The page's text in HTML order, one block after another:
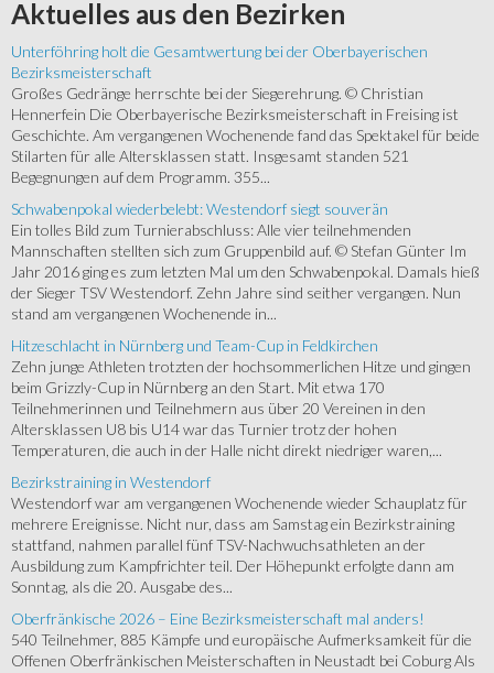
Aktuelles aus den Bezirken
Unterföhring holt die Gesamtwertung bei der Oberbayerischen
Bezirksmeisterschaft
Großes Gedränge herrschte bei der Siegerehrung. © Christian
Hennerfein Die Oberbayerische Bezirksmeisterschaft in Freising ist
Geschichte. Am vergangenen Wochenende fand das Spektakel für beide
Stilarten für alle Altersklassen statt. Insgesamt standen 521
Begegnungen auf dem Programm. 355...
Schwabenpokal wiederbelebt: Westendorf siegt souverän
Ein tolles Bild zum Turnierabschluss: Alle vier teilnehmenden
Mannschaften stellten sich zum Gruppenbild auf. © Stefan Günter Im
Jahr 2016 ging es zum letzten Mal um den Schwabenpokal. Damals hieß
der Sieger TSV Westendorf. Zehn Jahre sind seither vergangen. Nun
stand am vergangenen Wochenende in...
Hitzeschlacht in Nürnberg und Team-Cup in Feldkirchen
Zehn junge Athleten trotzten der hochsommerlichen Hitze und gingen
beim Grizzly-Cup in Nürnberg an den Start. Mit etwa 170
Teilnehmerinnen und Teilnehmern aus über 20 Vereinen in den
Altersklassen U8 bis U14 war das Turnier trotz der hohen
Temperaturen, die auch in der Halle nicht direkt niedriger waren,...
Bezirkstraining in Westendorf
Westendorf war am vergangenen Wochenende wieder Schauplatz für
mehrere Ereignisse. Nicht nur, dass am Samstag ein Bezirkstraining
stattfand, nahmen parallel fünf TSV-Nachwuchsathleten an der
Ausbildung zum Kampfrichter teil. Der Höhepunkt erfolgte dann am
Sonntag, als die 20. Ausgabe des...
Oberfränkische 2026 – Eine Bezirksmeisterschaft mal anders!
540 Teilnehmer, 885 Kämpfe und europäische Aufmerksamkeit für die
Offenen Oberfränkischen Meisterschaften in Neustadt bei Coburg Als